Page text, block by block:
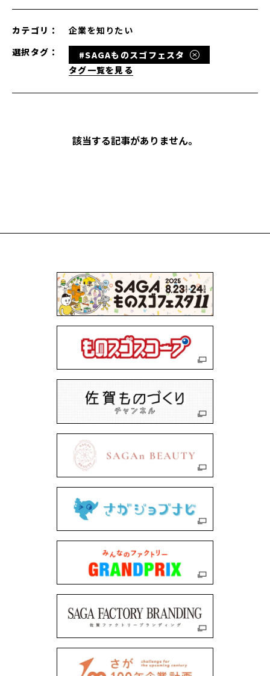
カテゴリ：
企業を知りたい
選択タグ：
#SAGAものスゴフェスタ
タグ一覧を見る
該当する記事がありません。